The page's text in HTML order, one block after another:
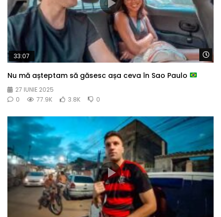
33:07
Nu mă așteptam să găsesc așa ceva în Sao Paulo
27 IUNIE 2025
0
77.9K 3.8K 0